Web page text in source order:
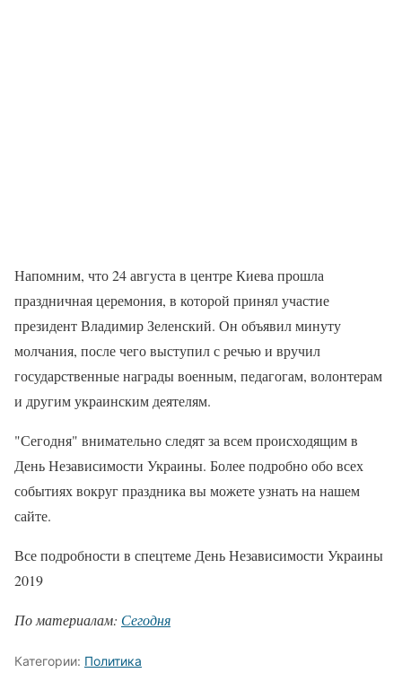
Напомним, что 24 августа в центре Киева прошла
праздничная церемония, в которой принял участие
президент Владимир Зеленский. Он объявил минуту
молчания, после чего выступил с речью и вручил
государственные награды военным, педагогам, волонтерам
и другим украинским деятелям.
"Сегодня" внимательно следят за всем происходящим в
День Независимости Украины. Более подробно обо всех
событиях вокруг праздника вы можете узнать на нашем
сайте.
Все подробности в спецтеме День Независимости Украины
2019
По материалам: Сегодня
Категории: Политика